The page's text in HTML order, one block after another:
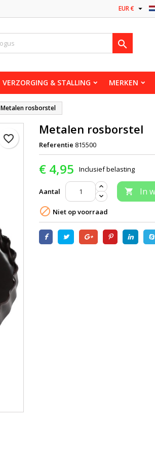
EUR € 

VERZORGING & STALLING MERKEN
Metalen rosborstel
favorite_border
Metalen rosborstel
Referentie 815500
€ 4,95 Inclusief belasting
Aantal  In
 Niet op voorraad